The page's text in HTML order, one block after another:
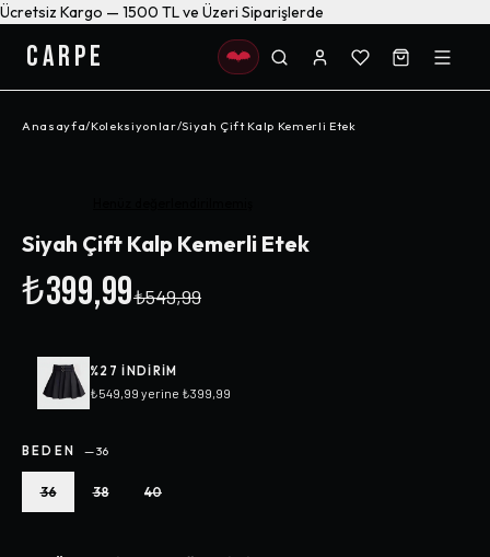
Ücretsiz Kargo — 1500 TL ve Üzeri Siparişlerde
CARPE
Anasayfa/Koleksiyonlar/Siyah Çift Kalp Kemerli Etek
Siyah Çift Kalp Kemerli Etek
₺399,99₺549,99
%27 INDIRIM
₺549,99 yerine ₺399,99
BEDEN —36
36 38 40